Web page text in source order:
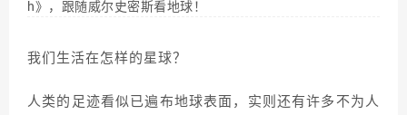
h》，跟随威尔史密斯看地球！
我们生活在怎样的星球？
人类的足迹看似已遍布地球表面，实则还有许多不为人